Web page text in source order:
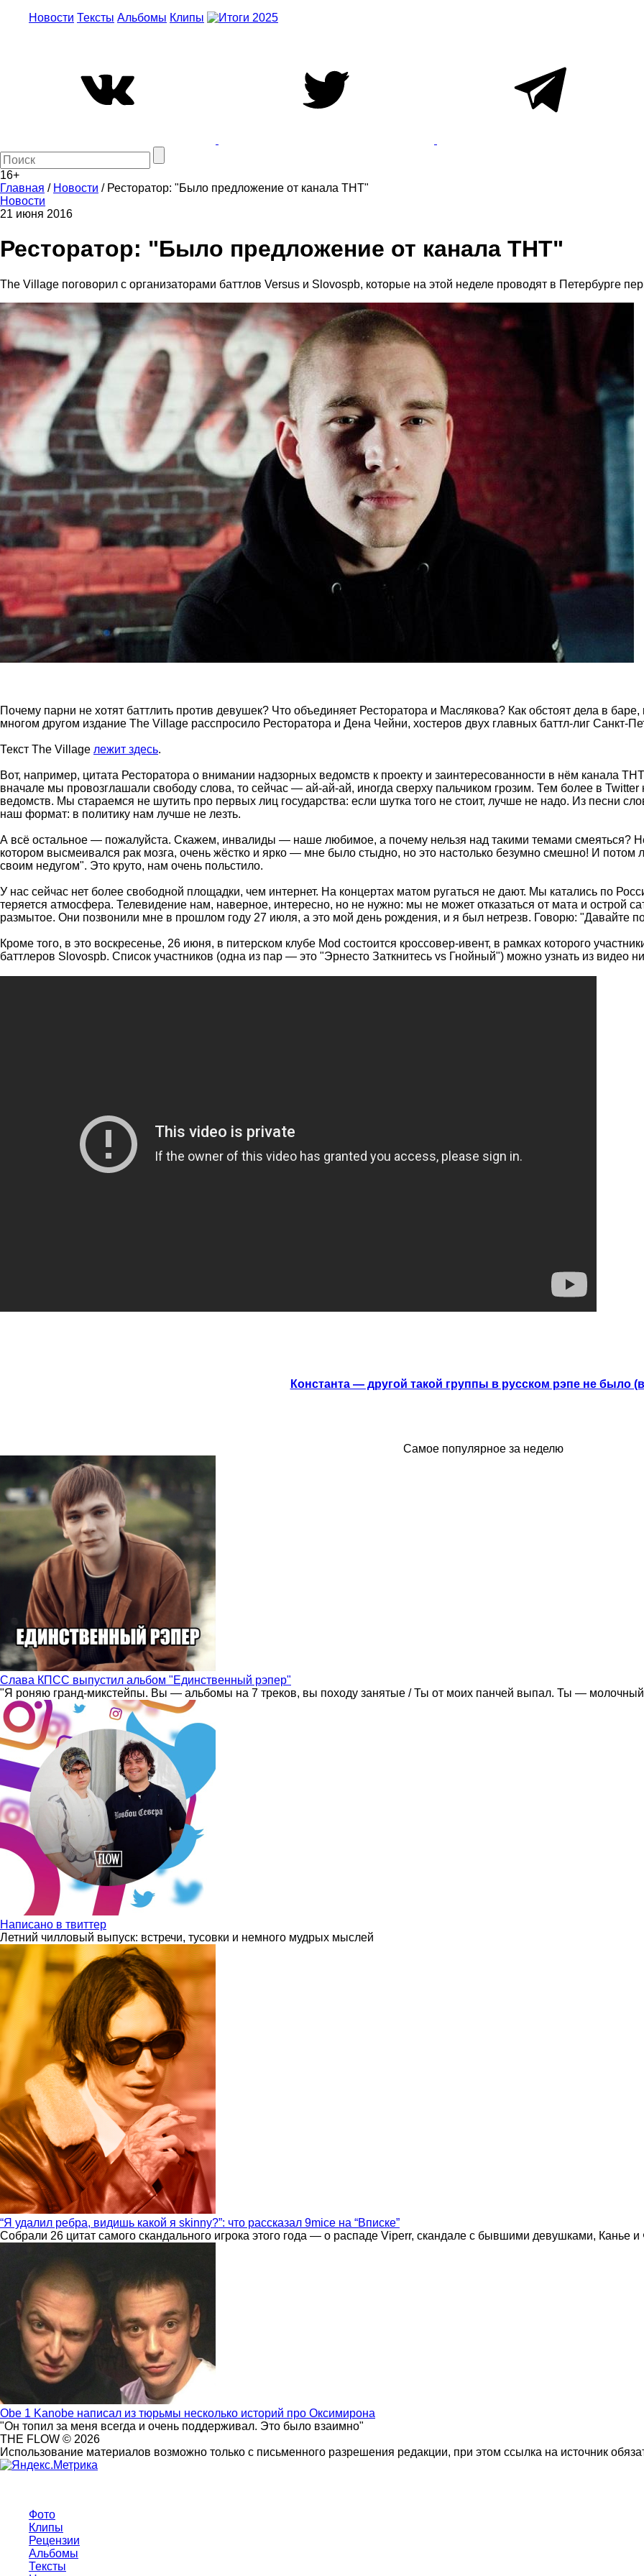
Новости Тексты Альбомы Клипы
16+
Главная / Новости / Ресторатор: "Было предложение от канала ТНТ"
Новости
21 июня 2016
Ресторатор: "Было предложение от канала ТНТ"
The Village поговорил с организаторами баттлов Versus и Slovospb, которые на этой неделе проводят в Петербурге
Почему парни не хотят баттлить против девушек? Что объединяет Ресторатора и Маслякова? Как обстоят дела в
многом другом издание The Village расспросило Ресторатора и Дена Чейни, хостеров двух главных баттл-лиг Санкт-
Текст The Village лежит здесь.
Вот, например, цитата Ресторатора о внимании надзорных ведомств к проекту и заинтересованности в нём канала
вначале мы провозглашали свободу слова, то сейчас — ай-ай-ай, иногда сверху пальчиком грозим. Тем более в
ведомств. Мы стараемся не шутить про первых лиц государства: если шутка того не стоит, лучше не надо. Из песни
наш формат: в политику нам лучше не лезть.
А всё остальное — пожалуйста. Скажем, инвалиды — наше любимое, а почему нельзя над такими темами смеяться?
котором высмеивался рак мозга, очень жёстко и ярко — мне было стыдно, но это настолько безумно смешно! И потом
своим недугом". Это круто, нам очень польстило.
У нас сейчас нет более свободной площадки, чем интернет. На концертах матом ругаться не дают. Мы катались по
теряется атмосфера. Телевидение нам, наверное, интересно, но не нужно: мы не может отказаться от мата и острой
размытое. Они позвонили мне в прошлом году 27 июля, а это мой день рождения, и я был нетрезв. Говорю: "Давайте
Кроме того, в это воскресенье, 26 июня, в питерском клубе Mod состоится кроссовер-ивент, в рамках которого
баттлеров Slovospb. Список участников (одна из пар — это "Эрнесто Заткнитесь vs Гнойный") можно узнать из видео
Константа — другой такой группы в русском рэпе не было
Самое популярное за неделю
Слава КПСС выпустил альбом "Единственный рэпер"
"Я роняю гранд-микстейпы. Вы — альбомы на 7 треков, вы походу занятые / Ты от моих панчей выпал. Ты —
Написано в твиттер
Летний чилловый выпуск: встречи, тусовки и немного мудрых мыслей
“Я удалил ребра, видишь какой я skinny?”: что рассказал 9mice на “Вписке”
Собрали 26 цитат самого скандального игрока этого года — о распаде Viperr, скандале с бывшими девушками, Канье
Obe 1 Kanobe написал из тюрьмы несколько историй про Оксимирона
"Он топил за меня всегда и очень поддерживал. Это было взаимно"
THE FLOW © 2026
Использование материалов возможно только с письменного разрешения редакции, при этом ссылка на источник
Фото
Клипы
Рецензии
Альбомы
Тексты